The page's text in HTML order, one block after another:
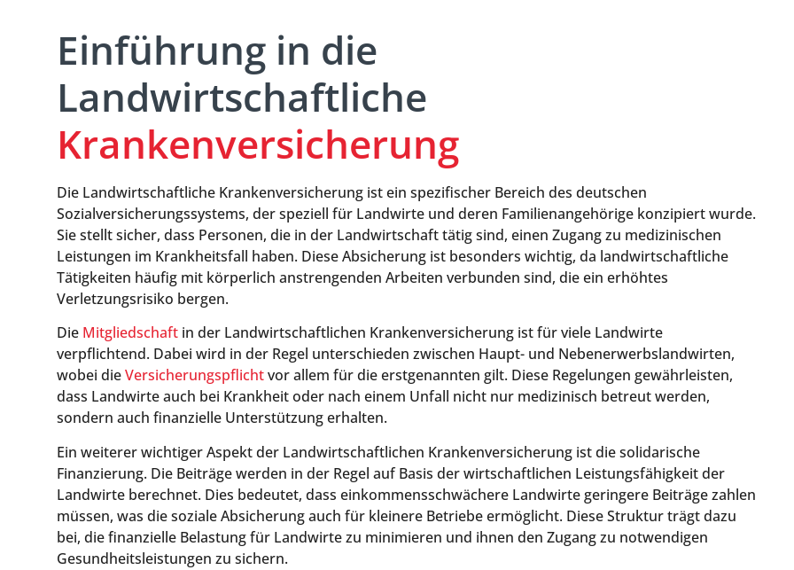
Einführung in die
Landwirtschaftliche
Krankenversicherung
Die Landwirtschaftliche Krankenversicherung ist ein spezifischer Bereich des deutschen
Sozialversicherungssystems, der speziell für Landwirte und deren Familienangehörige konzipiert wurde.
Sie stellt sicher, dass Personen, die in der Landwirtschaft tätig sind, einen Zugang zu medizinischen
Leistungen im Krankheitsfall haben. Diese Absicherung ist besonders wichtig, da landwirtschaftliche
Tätigkeiten häufig mit körperlich anstrengenden Arbeiten verbunden sind, die ein erhöhtes
Verletzungsrisiko bergen.
Die Mitgliedschaft in der Landwirtschaftlichen Krankenversicherung ist für viele Landwirte
verpflichtend. Dabei wird in der Regel unterschieden zwischen Haupt- und Nebenerwerbslandwirten,
wobei dieVersicherungspflichtvor allem für die erstgenannten gilt. Diese Regelungen gewährleisten,
dass Landwirte auch bei Krankheit oder nach einem Unfall nicht nur medizinisch betreut werden,
sondern auch finanzielle Unterstützung erhalten.
Ein weiterer wichtiger Aspekt der Landwirtschaftlichen Krankenversicherung ist die solidarische
Finanzierung. Die Beiträge werden in der Regel auf Basis der wirtschaftlichen Leistungsfähigkeit der
Landwirte berechnet. Dies bedeutet, dass einkommensschwächere Landwirte geringere Beiträge zahlen
müssen, was die soziale Absicherung auch für kleinere Betriebe ermöglicht. Diese Struktur trägt dazu
bei, die finanzielle Belastung für Landwirte zu minimieren und ihnen den Zugang zu notwendigen
Gesundheitsleistungen zu sichern.